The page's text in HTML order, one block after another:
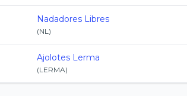
Nadadores Libres
(NL)
Ajolotes Lerma
(LERMA)